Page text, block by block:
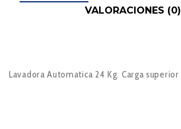
VALORACIONES (0)
Lavadora Automatica 24 Kg. Carga superior